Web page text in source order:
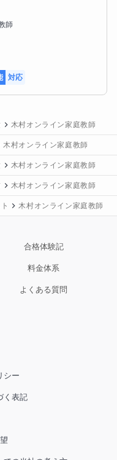
師
対応
木村オンライン家庭教師
木村オンライン家庭教師
木村オンライン家庭教師
木村オンライン家庭教師
木村オンライン家庭教師
合格体験記
料金体系
よくある質問
シー
く表記